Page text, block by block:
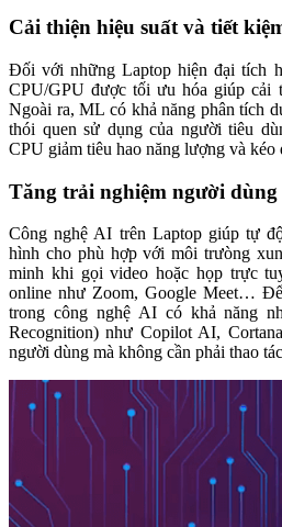
Cải thiện hiệu suất và tiết
Đối với những Laptop hiện đại tích
CPU/GPU được tối ưu hóa giúp cải
Ngoài ra, ML có khả năng phân tích
thói quen sử dụng của người tiêu
CPU giảm tiêu hao năng lượng và kéo
Tăng trải nghiệm người dùng
Công nghệ AI trên Laptop giúp tự
hình cho phù hợp với môi trưòng
minh khi gọi video hoặc họp trực
online như Zoom, Google Meet…
trong công nghệ AI có khả năng
Recognition) như Copilot AI,
người dùng mà không cần phải thao